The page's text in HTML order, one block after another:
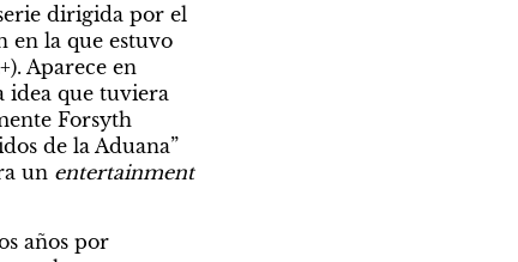
dirigida por el
en la que estuvo
Aparece en
idea que tuviera
Forsyth
de la Aduana”
un entertainment
años por